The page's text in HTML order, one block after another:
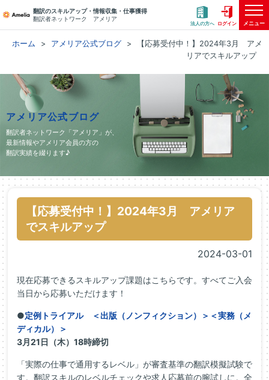
翻訳のスキルアップ・情報収集・仕事獲得
翻訳者ネットワーク アメリア
法人の方へ ログイン メニュー
ホーム アメリア公式ブログ
【応募受付中！】2024年3月 アメ
リアでスキルアップ
アメリア公式ブログ
翻訳者ネットワーク「アメリア」が、
最新情報やアメリア会員の方の
翻訳実績を綴ります♪
【応募受付中！】2024年3月 アメリア
でスキルアップ
2024-03-01
現在応募できるスキルアップ課題はこちらです。すべてご入会
当日から応募いただけます！
●定例トライアル ＜出版（ノンフィクション）＞＜実務（メ
ディカル）＞
3月21日（木）18時締切
「実際の仕事で通用するレベル」が審査基準の翻訳模擬試験で
す。翻訳スキルのレベルチェックや求人応募前の腕試しに。全